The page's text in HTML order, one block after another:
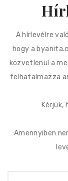
A hírlevélre
hogy a
közvetlenül a
felhatalmazza
Kérjük,
Amennyiben